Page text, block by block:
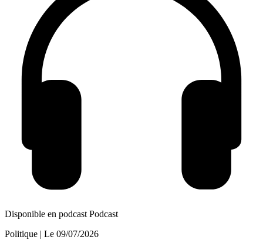
Disponible en podcast Podcast
Politique | Le 09/07/2026